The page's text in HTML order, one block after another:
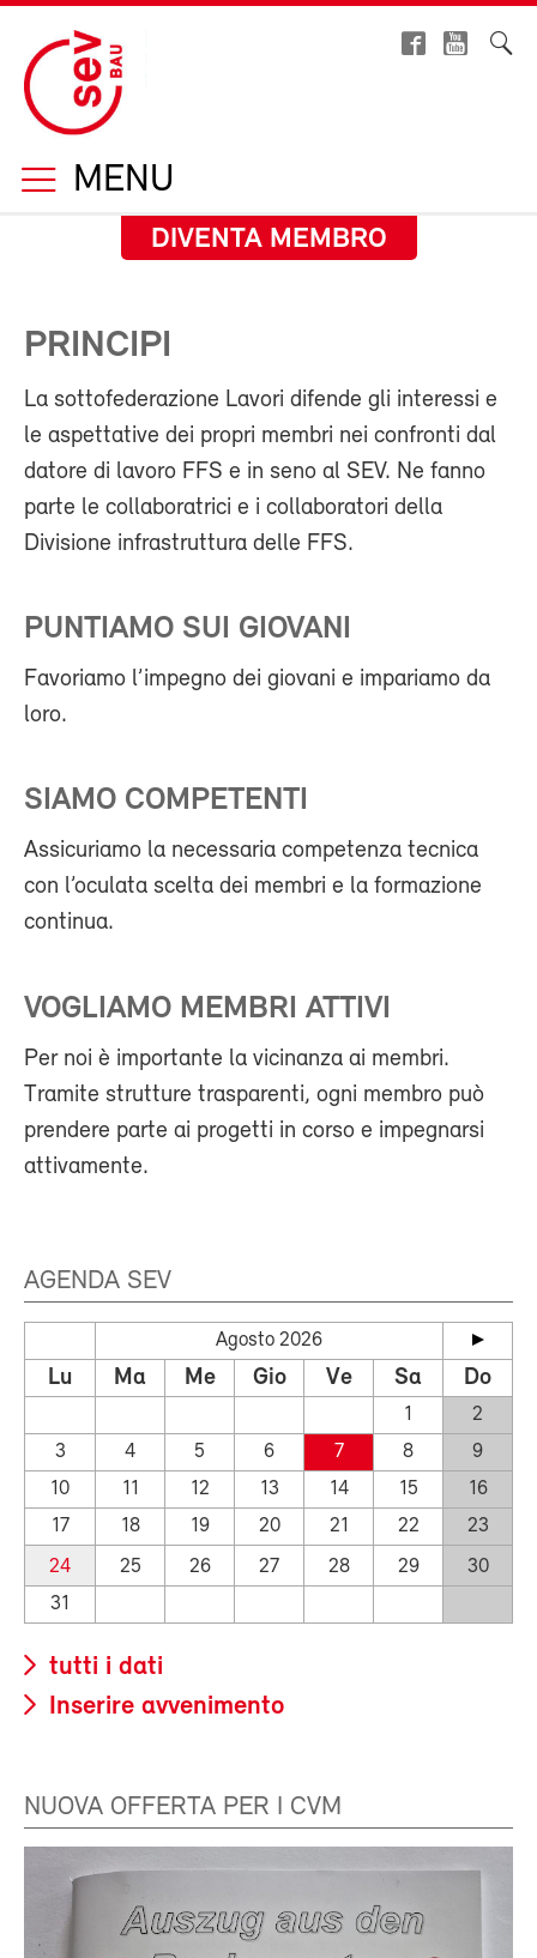
MENU
DIVENTA MEMBRO
PRINCIPI
La sottofederazione Lavori difende gli interessi e
le aspettative dei propri membri nei confronti dal
datore di lavoro FFS e in seno al SEV. Ne fanno
parte le collaboratrici e i collaboratori della
Divisione infrastruttura delle FFS.
PUNTIAMO SUI GIOVANI
Favoriamo l’impegno dei giovani e impariamo da
loro.
SIAMO COMPETENTI
Assicuriamo la necessaria competenza tecnica
con l’oculata scelta dei membri e la formazione
continua.
VOGLIAMO MEMBRI ATTIVI
Per noi è importante la vicinanza ai membri.
Tramite strutture trasparenti, ogni membro può
prendere parte ai progetti in corso e impegnarsi
attivamente.
AGENDA SEV
Agosto 2026
Lu Ma Me Gio Ve Sa Do
1
2
3
4 5 6 7 8
9
10
11 12 13 14 15
16
17
18 19 20 21 22
23
24
25 26 27 28 29
30
31
tutti i dati
Inserire avvenimento
NUOVA OFFERTA PER I CVM